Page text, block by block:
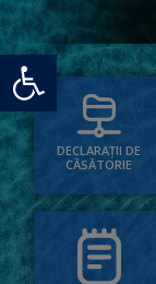
Deschide bara de unelte
DECLARAȚII DE
CĂSĂTORIE